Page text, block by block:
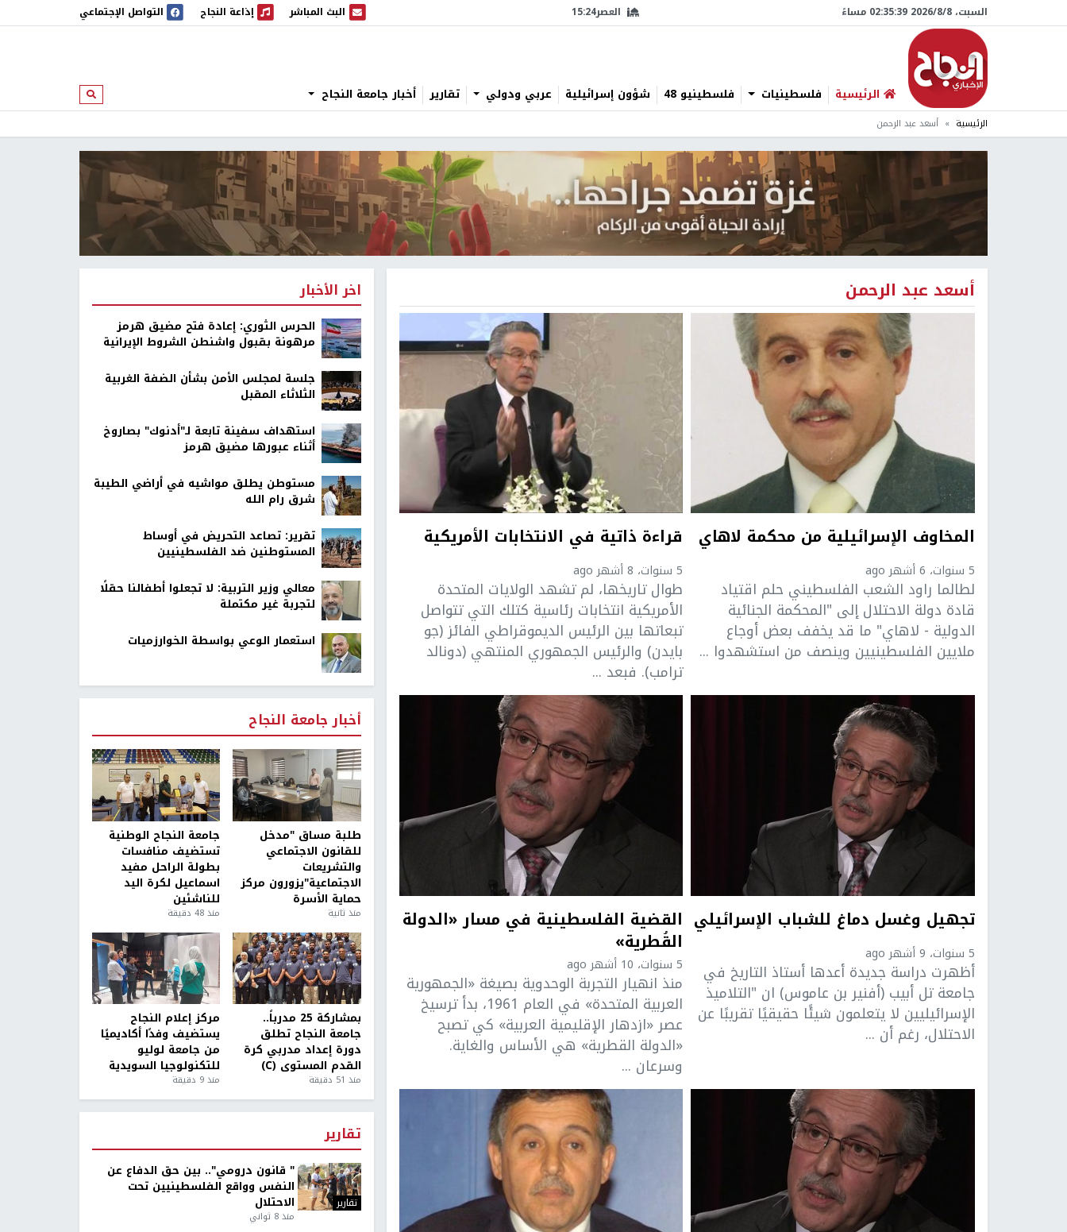
السبت، 8/‏8/‏2026 02:35:40 مساءً العصر15:24 البث المباشر
البث المباشر إذاعة النجاح
إذاعة النجاح التواصل الإجتماعي
الرئيسية فلسطينيات فلسطينيو 48 شؤون إسرائيلية عربي ودولي تقارير أخبار جامعة النجاح ابحث
الرئيسية أسعد عبد الرحمن
أسعد عبد الرحمن
المخاوف الإسرائيلية من محكمة لاهاي
5 سنوات، 6 أشهر ago
لطالما راود الشعب الفلسطيني حلم اقتياد
قادة دولة الاحتلال إلى "المحكمة الجنائية
الدولية - لاهاي" ما قد يخفف بعض أوجاع
ملايين الفلسطينيين وينصف من استشهدوا ...
قراءة ذاتية في الانتخابات الأمريكية
5 سنوات، 8 أشهر ago
طوال تاريخها، لم تشهد الولايات المتحدة
الأمريكية انتخابات رئاسية كتلك التي تتواصل
تبعاتها بين الرئيس الديموقراطي الفائز (جو
بايدن) والرئيس الجمهوري المنتهي (دونالد
ترامب). فبعد ...
تجهيل وغسل دماغ للشباب الإسرائيلي
5 سنوات، 9 أشهر ago
أظهرت دراسة جديدة أعدها أستاذ التاريخ في
جامعة تل أبيب (أفنير بن عاموس) ان "التلاميذ
الإسرائيليين لا يتعلمون شيئًا حقيقيًا تقريبًا عن
الاحتلال، رغم أن ...
القضية الفلسطينية في مسار «الدولة
القُطرية»
5 سنوات، 10 أشهر ago
منذ انهيار التجربة الوحدوية بصيغة «الجمهورية
العربية المتحدة» في العام 1961، بدأ ترسيخ
عصر «ازدهار الإقليمية العربية» كي تصبح
«الدولة القطرية» هي الأساس والغاية.
وسرعان ...
اخر الأخبار
الحرس الثوري: إعادة فتح مضيق هرمز
مرهونة بقبول واشنطن الشروط الإيرانية
جلسة لمجلس الأمن بشأن الضفة الغربية
الثلاثاء المقبل
استهداف سفينة تابعة لـ"أدنوك" بصاروخ
أثناء عبورها مضيق هرمز
مستوطن يطلق مواشيه في أراضي الطيبة
شرق رام الله
تقرير: تصاعد التحريض في أوساط
المستوطنين ضد الفلسطينيين
معالي وزير التربية: لا تجعلوا أطفالنا حقلًا
لتجربة غير مكتملة
استعمار الوعي بواسطة الخوارزميات
أخبار جامعة النجاح
طلبة مساق "مدخل
للقانون الاجتماعي
والتشريعات
الاجتماعية"يزورون مركز
حماية الأسرة
منذ ثانية
جامعة النجاح الوطنية
تستضيف منافسات
بطولة الراحل مفيد
اسماعيل لكرة اليد
للناشئين
منذ 48 دقيقة
بمشاركة 25 مدرباً..
جامعة النجاح تطلق
دورة إعداد مدربي كرة
القدم المستوى (C)
منذ 51 دقيقة
مركز إعلام النجاح
يستضيف وفدًا أكاديميًا
من جامعة لوليو
للتكنولوجيا السويدية
منذ 9 دقيقة
تقارير
تقارير
" قانون درومي".. بين حق الدفاع عن
النفس وواقع الفلسطينيين تحت
الاحتلال
منذ 8 ثواني